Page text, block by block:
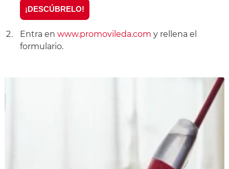
¡DESCÚBRELO!
Entra en www.promovileda.com y rellena el
formulario.